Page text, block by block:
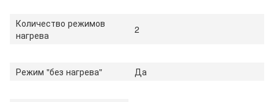
Количество режимов
нагрева
2
Режим "без нагрева" Да